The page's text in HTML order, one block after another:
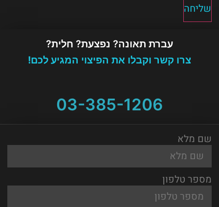
שליחה
עברת תאונה? נפצעת? חלית?
צרו קשר וקבלו את הפיצוי המגיע לכם!
03-385-1206
שם מלא
מספר טלפון